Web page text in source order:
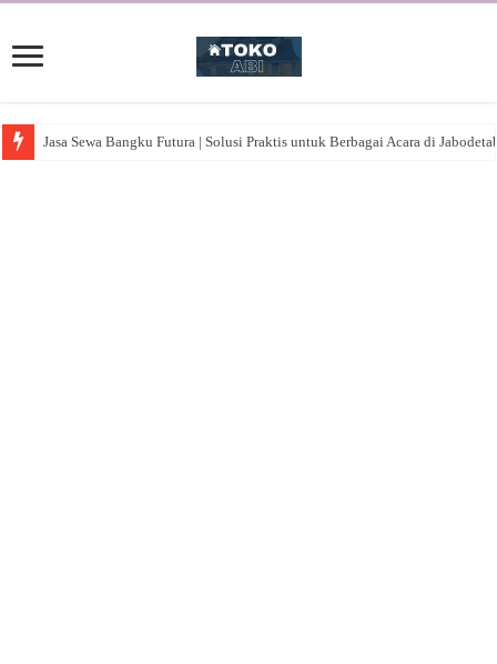
Jasa Sewa Bangku Futura | Solusi Praktis untuk Berbagai Acara di